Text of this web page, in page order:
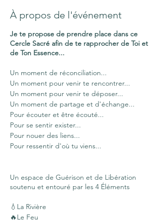
À propos de l'événement
Je te propose de prendre place dans ce
Cercle Sacré afin de te rapprocher de Toi et
de Ton Essence...
Un moment de réconciliation...
Un moment pour venir te rencontrer...
Un moment pour venir te déposer...
Un moment de partage et d'échange...
Pour écouter et être écouté...
Pour se sentir exister...
Pour nouer des liens...
Pour ressentir d'où tu viens...
Un espace de Guérison et de Libération
soutenu et entouré par les 4 Éléments
💧La Rivière
🔥Le Feu